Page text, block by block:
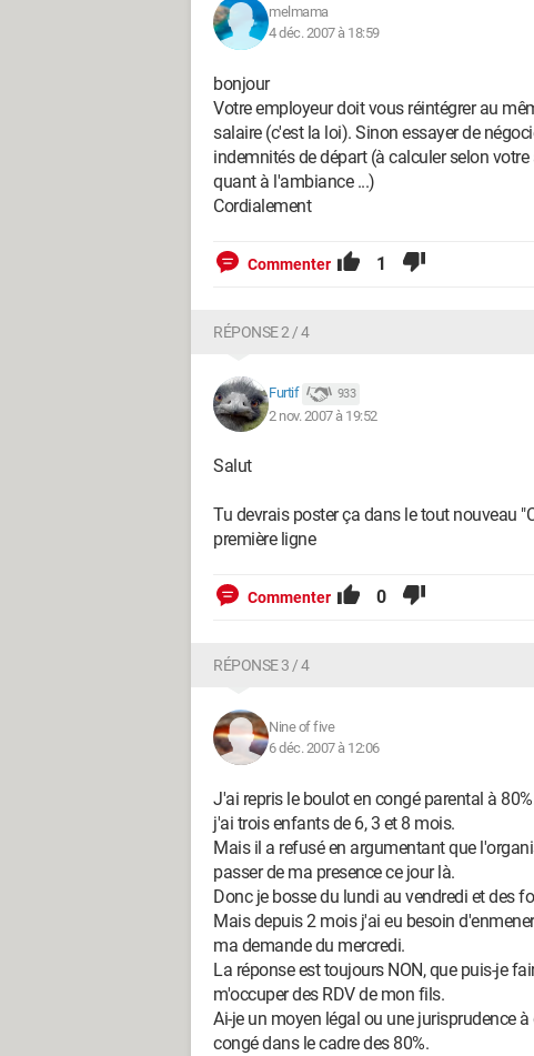
melmama
4 déc. 2007 à 18:59
bonjour
Votre employeur doit vous réintégrer au
salaire (c'est la loi). Sinon essayer de
indemnités de départ (à calculer selon
quant à l'ambiance ...)
Cordialement
Commenter 1
RÉPONSE 2 / 4
Furtif 933
2 nov. 2007 à 19:52
Salut
Tu devrais poster ça dans le tout nouveau
première ligne
Commenter 0
RÉPONSE 3 / 4
Nine of five
6 déc. 2007 à 12:06
J'ai repris le boulot en congé parental à
j'ai trois enfants de 6, 3 et 8 mois.
Mais il a refusé en argumentant que
passer de ma presence ce jour là.
Donc je bosse du lundi au vendredi et des
Mais depuis 2 mois j'ai eu besoin
ma demande du mercredi.
La réponse est toujours NON, que puis-je
m'occuper des RDV de mon fils.
Ai-je un moyen légal ou une jurisprudence
congé dans le cadre des 80%.